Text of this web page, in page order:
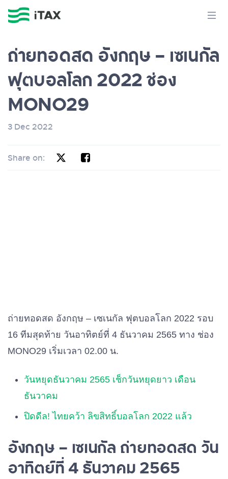
ถ่ายทอดสด อังกฤษ – เซเนกัล
ฟุตบอลโลก 2022 ช่อง
MONO29
3 Dec 2022
Share on:
ถ่ายทอดสด อังกฤษ – เซเนกัล ฟุตบอลโลก 2022 รอบ
16 ทีมสุดท้าย วันอาทิตย์ที่ 4 ธันวาคม 2565 ทาง ช่อง
MONO29 เริ่มเวลา 02.00 น.
วันหยุดธันวาคม 2565 เช็กวันหยุดยาว เดือน
ธันวาคม
ปิดดีล! ไทยคว้า ลิขสิทธิ์บอลโลก 2022 แล้ว
อังกฤษ – เซเนกัล ถ่ายทอดสด วัน
อาทิตย์ที่ 4 ธันวาคม 2565